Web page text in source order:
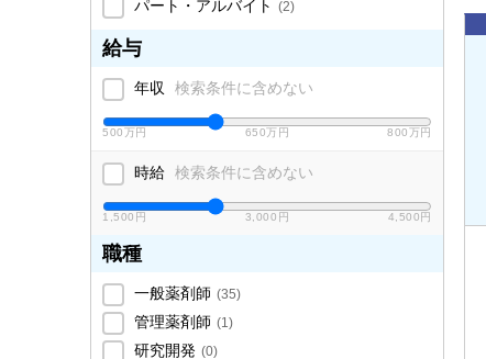
パート・アルバイト (2)
給与
年収 検索条件に含めない
500万円 650万円 800万円
時給 検索条件に含めない
1,500円 3,000円 4,500円
職種
一般薬剤師 (35)
管理薬剤師 (1)
研究開発 (0)